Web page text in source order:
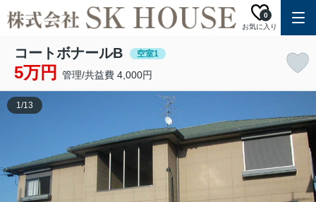
お気に入り
0
コートボナールB 空室1
5万円 管理/共益費 4,000円
1/13